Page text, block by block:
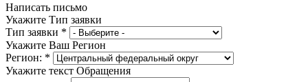
Написать письмо
Укажите Тип заявки
Тип заявки *
Укажите Ваш Регион
Регион: *
Укажите текст Обращения